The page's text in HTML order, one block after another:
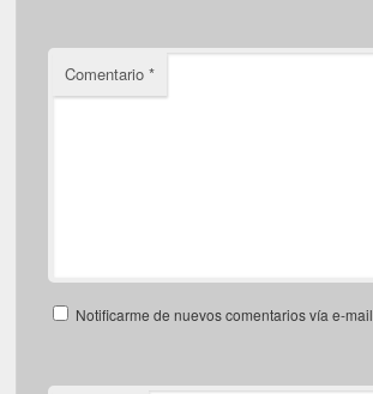
Comentario*
Notificarme de nuevos comentarios vía e-mail